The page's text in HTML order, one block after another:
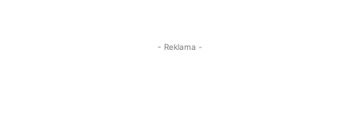
- Reklama -